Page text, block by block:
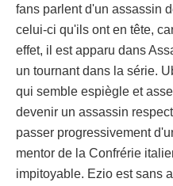
fans parlent d'un assassin
celui-ci qu'ils ont en tête,
effet, il est apparu dans
un tournant dans la série.
qui semble espiègle et
devenir un assassin
passer progressivement
mentor de la Confrérie
impitoyable. Ezio est sans